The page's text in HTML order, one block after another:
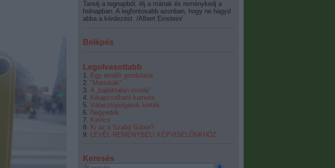
Tanulj a tegnapból, élj a mának és reménykedj a
holnapban. A legfontosabb azonban, hogy ne hagyd
abba a kérdezést. /Albert Einstein/
Belépés
Legolvasottabb
Egy rendőr gondolatai
"Mariskák"
A „hajléktalan óvoda”
Kikapcsolható kamera
Választópolgárok kérték
Negyedek
Kavics
Ki az a Szabó Gábor?
LEVÉL REMÉNYBELI KÉPVISELŐNKHÖZ
Keresés